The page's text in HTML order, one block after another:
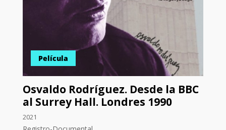
Película
Osvaldo Rodríguez. Desde la BBC
al Surrey Hall. Londres 1990
2021